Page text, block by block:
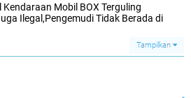
Mobil BOX Terguling
Ilegal,Pengemudi Tidak Berada di
Tampilkan